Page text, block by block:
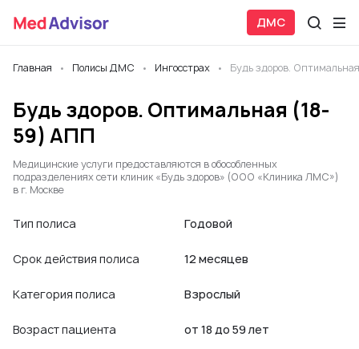
ДМС
Главная Полисы ДМС Ингосстрах Будь здоров.
Будь здоров. Оптимальная (18-
59) АПП
Медицинские услуги предоставляются в обособленных
подразделениях сети клиник «Будь здоров» (ООО «Клиника ЛМС»)
в г. Москве
Тип полиса Годовой
Срок действия полиса 12 месяцев
Категория полиса Взрослый
Возраст пациента от 18 до 59 лет